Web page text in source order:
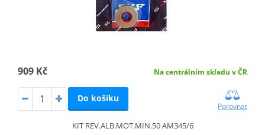
909 Kč Na centrálním skladu v ČR
Do košíku
Porovnat
KIT REV.ALB.MOT.MIN.50 AM345/6